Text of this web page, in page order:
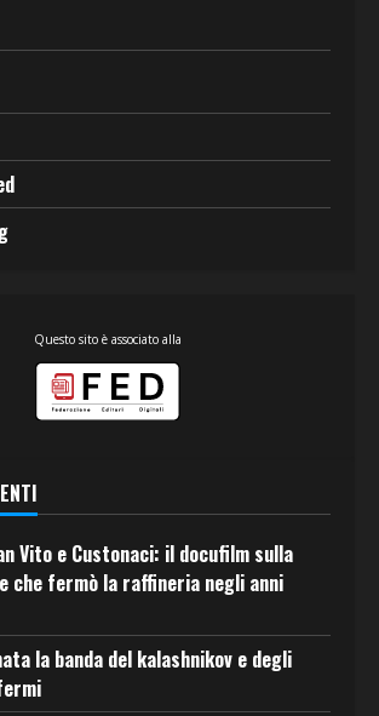
Questo sito è associato alla
Vito e Custonaci: il docufilm sulla
che fermò la raffineria negli anni
la banda del kalashnikov e degli